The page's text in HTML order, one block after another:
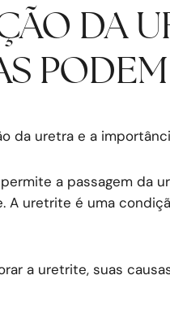
DA
da uretra e a
a passagem da
A uretrite é uma
a uretrite, suas